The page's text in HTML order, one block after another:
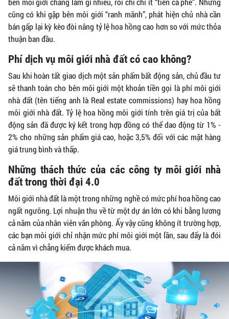
cũng có khi gặp bên môi giới “ranh mãnh”, phát hiện chủ nhà cần
bán gấp lại kỳ kèo đòi nâng tỷ lệ hoa hồng cao hơn so với mức thỏa
thuận ban đầu.
Phí dịch vụ môi giới nhà đất có cao không?
Sau khi hoàn tất giao dịch một sản phẩm bất động sản, chủ đầu tư
sẽ thanh toán cho bên môi giới một khoản tiền gọi là phí môi giới
nhà đất (tên tiếng anh là Real estate commissions) hay hoa hồng
môi giới nhà đất. Tỷ lệ hoa hồng môi giới tính trên giá trị của bất
động sản đã được ký kết trong hợp đồng có thể dao động từ 1% -
2% cho những sản phẩm giá cao, hoặc 3,5% đối với các mặt hàng
giá trung bình và thấp.
Những thách thức của các công ty môi giới nhà
đất trong thời đại 4.0
Môi giới nhà đất là một trong những nghề có mức phí hoa hồng cao
ngất ngưỡng. Lợi nhuận thu về từ một dự án lớn có khi bằng lương
cả năm của nhân viên văn phòng. Ấy vậy cũng không ít trường hợp,
các bạn môi giới chỉ nhận mức phí môi giới một lần, sau đấy là đói
cả năm vì chẳng kiếm được khách mua.